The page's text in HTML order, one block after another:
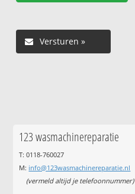
123 wasmachinereparatie
T: 0118-760027
M: info@123wasmachinereparatie.nl
(vermeld altijd je telefoonnummer)